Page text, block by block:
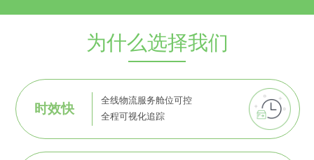
为什么选择我们
时效快
全线物流服务舱位可控
全程可视化追踪